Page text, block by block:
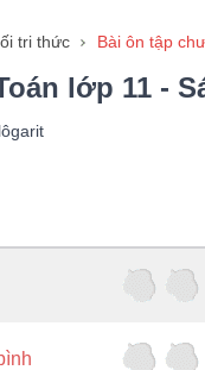
tri thức Bài ôn tập
lớp 11 -